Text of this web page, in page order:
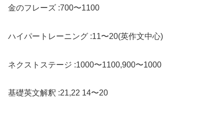
金のフレーズ :700〜1100
ハイパートレーニング :11〜20(英作文中心)
ネクストステージ :1000〜1100,900〜1000
基礎英文解釈 :21,22 14〜20